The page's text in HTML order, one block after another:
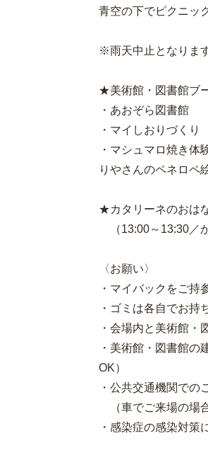
青空の下でピクニッ
※雨天中止となりま
★美術館・図書館ブ
・あおぞら図書館
・マイしおりづくり
・マシュマロ焼き
りやさんのペネロペ
★カタリーネのおは
（13:00～13:30／
〈お願い〉
・マイバックをご持
・ゴミは各自でお持
・会場内と美術館・
・美術館・図書館
OK）
・公共交通機関での
（車でご来場の場
・感染症の感染対策